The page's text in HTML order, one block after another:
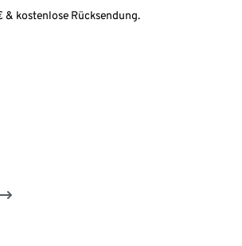
& kostenlose Rücksendung.